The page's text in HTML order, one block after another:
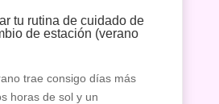
tu rutina de cuidado de
de estación (verano
trae consigo días más
horas de sol y un